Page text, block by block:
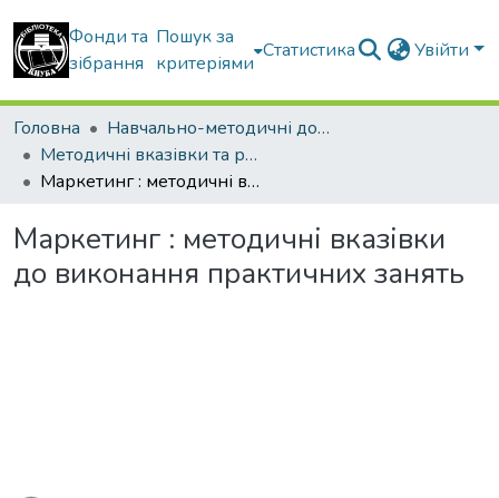
Фонди та
зібрання
Пошук за
критеріями
Статистика Увійти
Головна
Навчально-методичні документи
Методичні вказівки та рекомендації
Маркетинг : методичні вказівки до виконання практичних занять
Маркетинг : методичні вказівки
до виконання практичних занять